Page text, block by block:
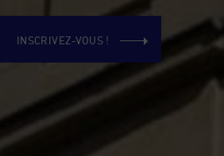
INSCRIVEZ-VOUS !